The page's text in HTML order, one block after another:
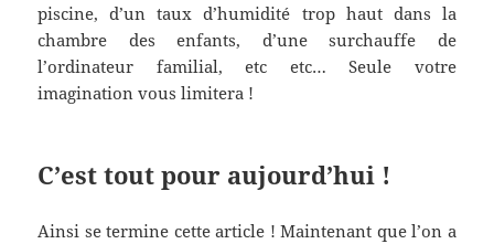
piscine, d’un taux d’humidité trop haut dans la
chambre des enfants, d’une surchauffe de
l’ordinateur familial, etc etc… Seule votre
imagination vous limitera !
C’est tout pour aujourd’hui !
Ainsi se termine cette article ! Maintenant que l’on a